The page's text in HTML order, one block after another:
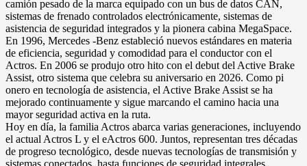
camión pesado de la marca equipado con un bus de datos CAN,
sistemas de frenado controlados electrónicamente, sistemas de
asistencia de seguridad integrados y la pionera cabina MegaSpace.
En 1996, Mercedes -Benz estableció nuevos estándares en materia
de eficiencia, seguridad y comodidad para el conductor con el
Actros. En 2006 se produjo otro hito con el debut del Active Brake
Assist, otro sistema que celebra su aniversario en 2026. Como pi
onero en tecnología de asistencia, el Active Brake Assist se ha
mejorado continuamente y sigue marcando el camino hacia una
mayor seguridad activa en la ruta.
Hoy en día, la familia Actros abarca varias generaciones, incluyendo
el actual Actros L y el eActros 600. Juntos, representan tres décadas
de progreso tecnológico, desde nuevas tecnologías de transmisión y
sistemas conectados, hasta funciones de seguridad integrales.